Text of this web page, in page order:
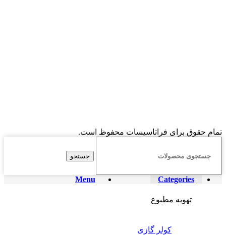
تمام حقوق برای فراتاسیسات محفوظ است.
جستجو
Menu Categories
تهویه مطبوع
کولر گازی